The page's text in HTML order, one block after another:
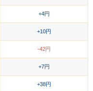
+4円
+10円
-42円
+7円
+38円